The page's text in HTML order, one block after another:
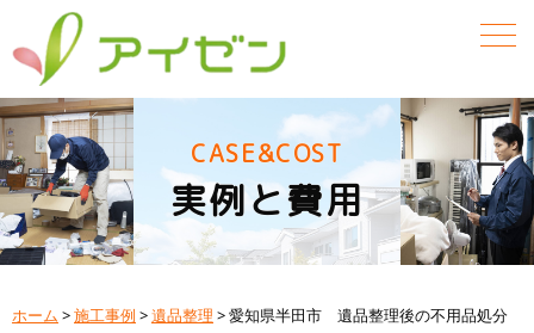
CASE&COST
実例と費用
ホーム >施工事例 >遺品整理 >愛知県半田市 遺品整理後の不用品処分